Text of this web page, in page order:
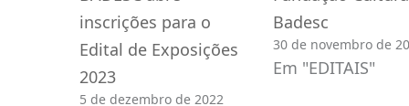
inscrições para o
Edital de Exposições
2023
5 de dezembro de 2022
Badesc
30 de novembro de
Em "EDITAIS"